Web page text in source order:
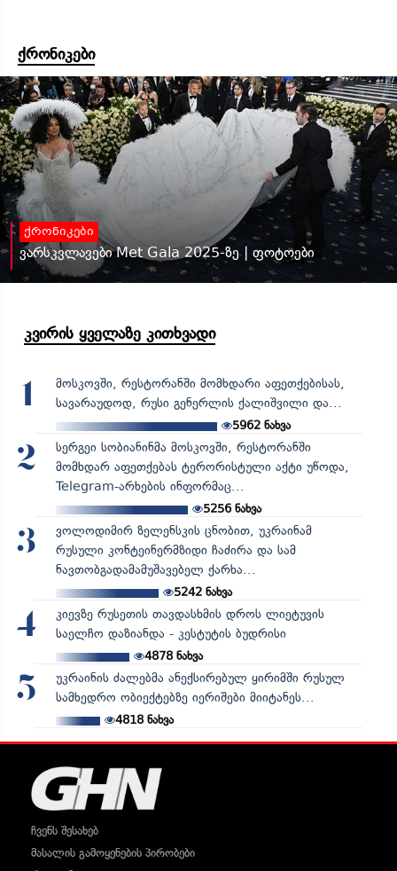
ქრონიკები
ქრონიკები
ვარსკვლავები Met Gala 2025-ზე | ფოტოები
კვირის ყველაზე კითხვადი
1
მოსკოვში, რესტორანში მომხდარი აფეთქებისას,
სავარაუდოდ, რუსი გენერლის ქალიშვილი და...
5962 ნახვა
2
სერგეი სობიანინმა მოსკოვში, რესტორანში
მომხდარ აფეთქებას ტერორისტული აქტი უწოდა,
Telegram-არხების ინფორმაც...
5256ნახვა
3
ვოლოდიმირ ზელენსკის ცნობით, უკრაინამ
რუსული კონტეინერმზიდი ჩაძირა და სამ
ნავთობგადამამუშავებელ ქარხა...
5242ნახვა
4
კიევზე რუსეთის თავდასხმის დროს ლიეტუვის
საელჩო დაზიანდა - კესტუტის ბუდრისი
4878ნახვა
5
უკრაინის ძალებმა ანექსირებულ ყირიმში რუსულ
სამხედრო ობიექტებზე იერიშები მიიტანეს...
4818ნახვა
ჩვენს შესახებ
მასალის გამოყენების პირობები